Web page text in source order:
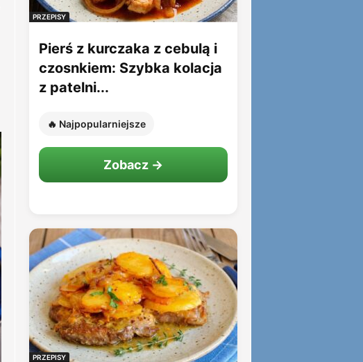
PRZEPISY
Pierś z kurczaka z cebulą i
czosnkiem: Szybka kolacja
z patelni...
🔥 Najpopularniejsze
Zobacz →
PRZEPISY